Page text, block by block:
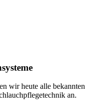
wir heute alle bekannten
an.